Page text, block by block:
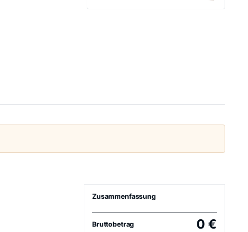
Zusammenfassung
Bruttobetrag 0 €